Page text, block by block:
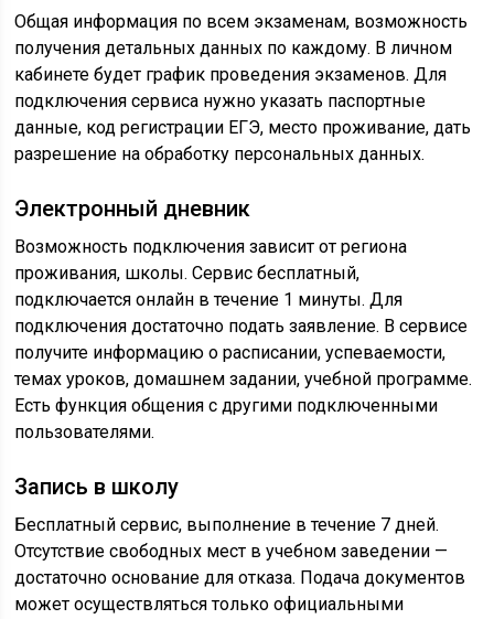
Общая информация по всем экзаменам, возможность
получения детальных данных по каждому. В личном
кабинете будет график проведения экзаменов. Для
подключения сервиса нужно указать паспортные
данные, код регистрации ЕГЭ, место проживание, дать
разрешение на обработку персональных данных.
Электронный дневник
Возможность подключения зависит от региона
проживания, школы. Сервис бесплатный,
подключается онлайн в течение 1 минуты. Для
подключения достаточно подать заявление. В сервисе
получите информацию о расписании, успеваемости,
темах уроков, домашнем задании, учебной программе.
Есть функция общения с другими подключенными
пользователями.
Запись в школу
Бесплатный сервис, выполнение в течение 7 дней.
Отсутствие свободных мест в учебном заведении —
достаточно основание для отказа. Подача документов
может осуществляться только официальными